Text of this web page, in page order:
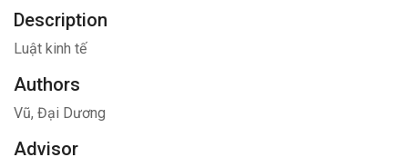
Description
Luật kinh tế
Authors
Vũ, Đại Dương
Advisor